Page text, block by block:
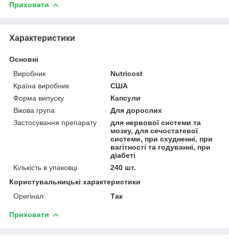
Приховати
Характеристики
Основні
Виробник
Nutricost
Країна виробник
США
Форма випуску
Капсули
Вікова група
Для дорослих
Застосування препарату
для нервової системи та
мозку, для сечостатевої
системи, при схудненні, при
вагітності та годуванні, при
діабеті
Кількість в упаковці
240 шт.
Користувальницькі характеристики
Оригінал
Так
Приховати